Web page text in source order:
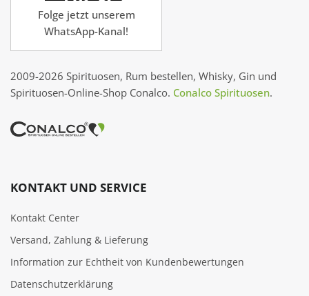
Folge jetzt unserem
WhatsApp-Kanal!
2009-2026 Spirituosen, Rum bestellen, Whisky, Gin und
Spirituosen-Online-Shop Conalco. Conalco Spirituosen.
KONTAKT UND SERVICE
Kontakt Center
Versand, Zahlung & Lieferung
Information zur Echtheit von Kundenbewertungen
Datenschutzerklärung